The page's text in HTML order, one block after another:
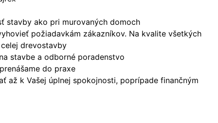
stavby ako pri murovaných domoch
požiadavkám zákazníkov. Na kvalite všetkých
drevostavby
stavbe a odborné poradenstvo
do praxe
až k Vašej úplnej spokojnosti, poprípade finančným